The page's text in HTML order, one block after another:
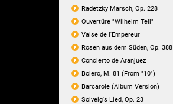
Radetzky Marsch, Op. 228
Ouvertüre "Wilhelm Tell"
Valse de l'Empereur
Rosen aus dem Süden, Op. 388
Concierto de Aranjuez
Bolero, M. 81 (From "10")
Barcarole (Album Version)
Solveig's Lied, Op. 23